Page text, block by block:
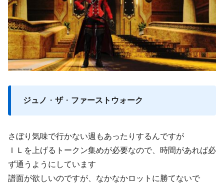
ジュノ ・ ザ・ ファーストウォーク
さぼり気味で行かない週もあったりするんですが
ＩＬを上げるトークン集めが必要なので、時間があれば必
ず通うようにしています
譜面が欲しいのですが、なかなかロットに勝てないで